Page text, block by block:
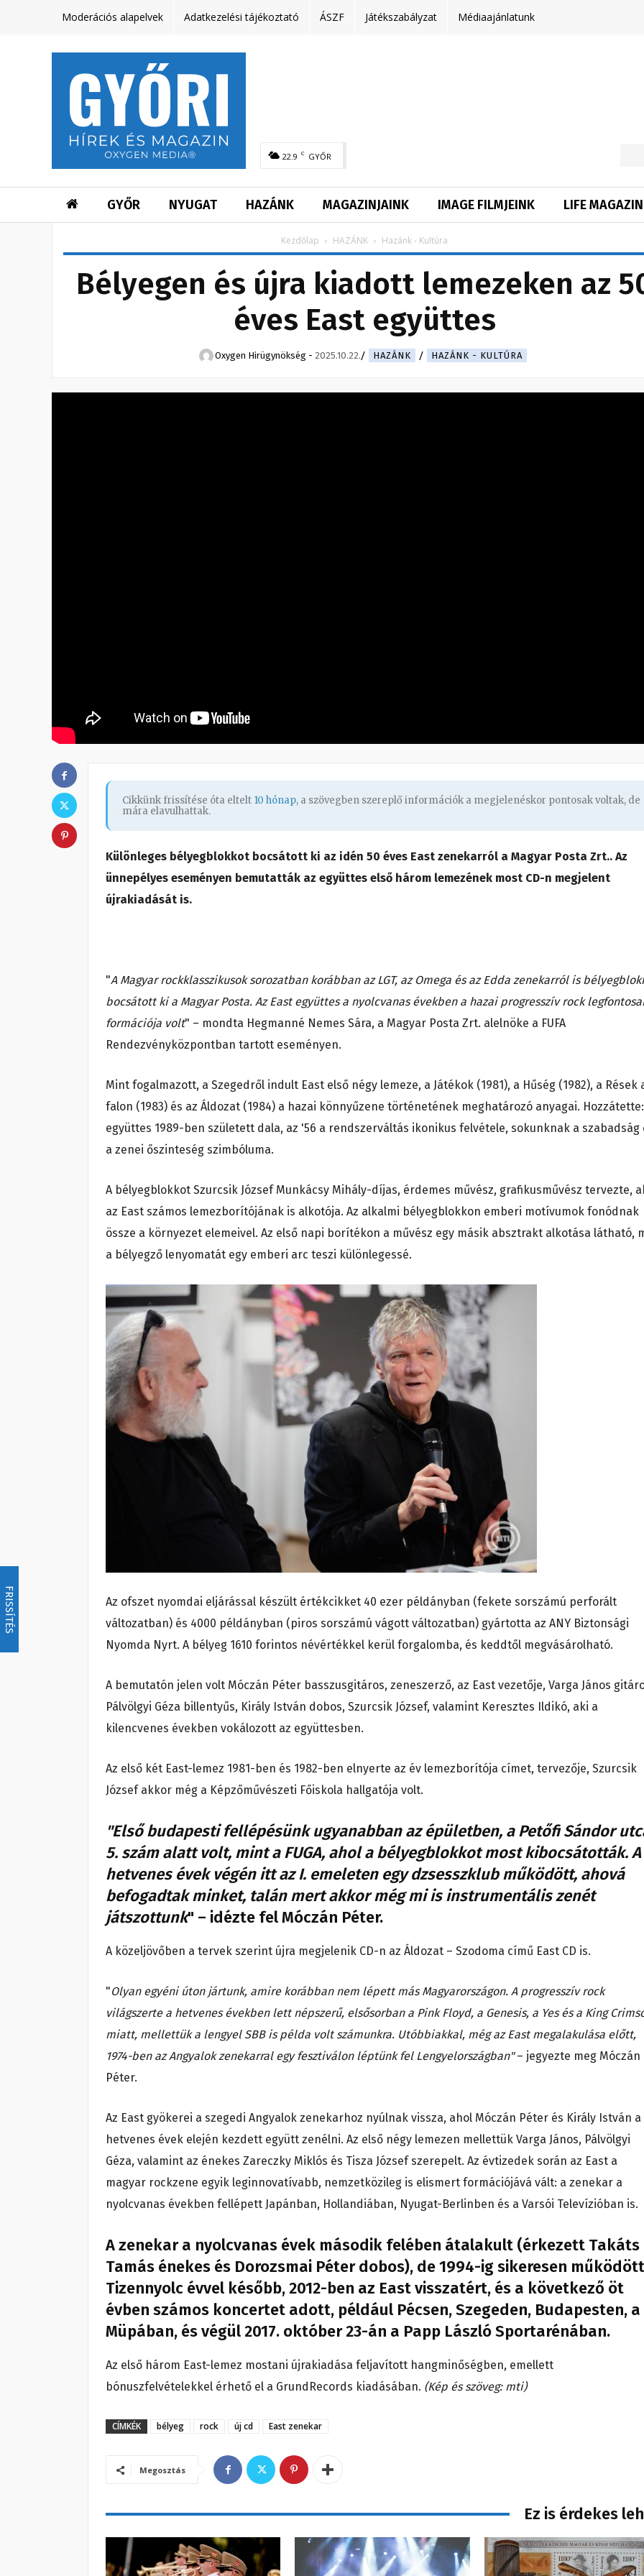
FRISSÍTÉS
Moderációs alapelvek Adatkezelési tájékoztató ÁSZF Játékszabályzat Médiaajánlatunk
22.9 C GYŐR
GYŐR NYUGAT HAZÁNK MAGAZINJAINK IMAGE FILMJEINK LIFE MAGAZIN
Kezdőlap HAZÁNK Hazánk - Kultúra
Bélyegen és újra kiadott lemezeken az
éves East együttes
Oxygen Hirügynökség - 2025.10.22. HAZÁNK HAZÁNK - KULTÚRA
Cikkünk frissítése óta eltelt 10 hónap, a szövegben szereplő információk a megjelenéskor pontosak voltak, de
mára elavulhattak.
Különleges bélyegblokkot bocsátott ki az idén 50 éves East zenekarról a Magyar Posta Zrt.. Az
ünnepélyes eseményen bemutatták az együttes első három lemezének most CD-n megjelent
újrakiadását is.
"A Magyar rockklasszikusok sorozatban korábban az LGT, az Omega és az Edda zenekarról is
bocsátott ki a Magyar Posta. Az East együttes a nyolcvanas években a hazai progresszív rock
formációja volt" – mondta Hegmanné Nemes Sára, a Magyar Posta Zrt. alelnöke a FUFA
Rendezvényközpontban tartott eseményen.
Mint fogalmazott, a Szegedről indult East első négy lemeze, a Játékok (1981), a Hűség (1982), a Rések
falon (1983) és az Áldozat (1984) a hazai könnyűzene történetének meghatározó anyagai.
együttes 1989-ben született dala, az '56 a rendszerváltás ikonikus felvétele, sokunknak a szabadság
a zenei őszinteség szimbóluma.
A bélyegblokkot Szurcsik József Munkácsy Mihály-díjas, érdemes művész, grafikusművész tervezte,
az East számos lemezborítójának is alkotója. Az alkalmi bélyegblokkon emberi motívumok fonódnak
össze a környezet elemeivel. Az első napi borítékon a művész egy másik absztrakt alkotása látható,
a bélyegző lenyomatát egy emberi arc teszi különlegessé.
Az ofszet nyomdai eljárással készült értékcikket 40 ezer példányban (fekete sorszámú perforált
változatban) és 4000 példányban (piros sorszámú vágott változatban) gyártotta az ANY Biztonsági
Nyomda Nyrt. A bélyeg 1610 forintos névértékkel kerül forgalomba, és keddtől megvásárolható.
A bemutatón jelen volt Móczán Péter basszusgitáros, zeneszerző, az East vezetője, Varga János
Pálvölgyi Géza billentyűs, Király István dobos, Szurcsik József, valamint Keresztes Ildikó, aki a
kilencvenes években vokálozott az együttesben.
Az első két East-lemez 1981-ben és 1982-ben elnyerte az év lemezborítója címet, tervezője, Szurcsik
József akkor még a Képzőművészeti Főiskola hallgatója volt.
"Első budapesti fellépésünk ugyanabban az épületben, a Petőfi Sándor
5. szám alatt volt, mint a FUGA, ahol a bélyegblokkot most kibocsátották. A
hetvenes évek végén itt az I. emeleten egy dzsesszklub működött, ahová
befogadtak minket, talán mert akkor még mi is instrumentális zenét
játszottunk" – idézte fel Móczán Péter.
A közeljövőben a tervek szerint újra megjelenik CD-n az Áldozat – Szodoma című East CD is.
"Olyan egyéni úton jártunk, amire korábban nem lépett más Magyarországon. A progresszív rock
világszerte a hetvenes években lett népszerű, elsősorban a Pink Floyd, a Genesis, a Yes és a King
miatt, mellettük a lengyel SBB is példa volt számunkra. Utóbbiakkal, még az East megalakulása előtt,
1974-ben az Angyalok zenekarral egy fesztiválon léptünk fel Lengyelországban"– jegyezte meg Móczán
Péter.
Az East gyökerei a szegedi Angyalok zenekarhoz nyúlnak vissza, ahol Móczán Péter és Király István a
hetvenes évek elején kezdett együtt zenélni. Az első négy lemezen mellettük Varga János, Pálvölgyi
Géza, valamint az énekes Zareczky Miklós és Tisza József szerepelt. Az évtizedek során az East a
magyar rockzene egyik leginnovatívabb, nemzetközileg is elismert formációjává vált: a zenekar a
nyolcvanas években fellépett Japánban, Hollandiában, Nyugat-Berlinben és a Varsói Televízióban is.
A zenekar a nyolcvanas évek második felében átalakult (érkezett Takáts
Tamás énekes és Dorozsmai Péter dobos), de 1994-ig sikeresen
Tizennyolc évvel később, 2012-ben az East visszatért, és a következő öt
évben számos koncertet adott, például Pécsen, Szegeden, Budapesten, a
Müpában, és végül 2017. október 23-án a Papp László Sportarénában.
Az első három East-lemez mostani újrakiadása feljavított hangminőségben, emellett
bónuszfelvételekkel érhető el a GrundRecords kiadásában. (Kép és szöveg: mti)
CÍMKÉK bélyeg rock új cd East zenekar
Megosztás
Ez is érdekes